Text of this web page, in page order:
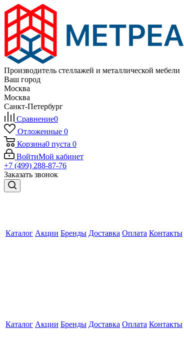
Производитель стеллажей и металлической мебели
Ваш город
Москва
Москва
Санкт-Петербург
Сравнение0
Отложенные 0
Корзина0 пуста 0
ВойтиМой кабинет
+7 (499) 288-87-76
Заказать звонок
Каталог Акции Бренды Доставка Оплата Контакты
Каталог Акции Бренды Доставка Оплата Контакты